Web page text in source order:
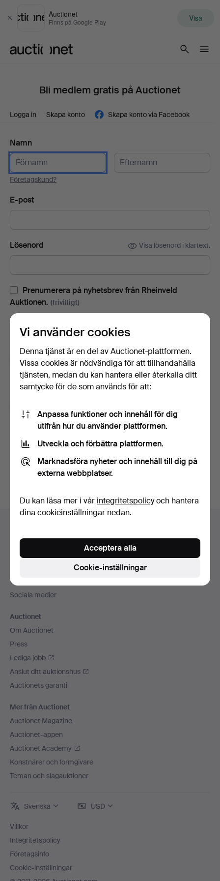
Stäng
Auctionet
Finns på Google Play Visa
Bli medlem gratis på Auctionet
Logga in Skapa konto Skapa konto via Facebook
Namn
Företagskund?
E-post
Lösenord Visa lösenord i klartext.
Prenumerera på nyhetsbrev från Rheinveld
Auktionen. (frivilligt)
Med bl.a. auktionskataloger, inbjudningar till evenemang och
nyheter. Om du ångrar dig kan du enkelt avsluta
prenumerationen.
Prenumerera på Auctionets nyhetsbrev. (frivilligt)
Med bl.a. experttips, utvalda föremål och inspiration. Om du
ångrar dig kan du enkelt avsluta prenumerationen.
användarvillkoren,köpvillkoren samt bekräftar att jag
har tagit del avintegritetspolicyn.
Skapa konto
Sidfotsnavigation
Kontakta support
Alla auktionshus
Vi skickar med
Sociala medier
Auctionet
Om Auctionet
Press
Lediga jobb
Anslut ditt auktionshus
Auctionets garanti
Mer från Auctionet
Auctionet Magazine
Auctionet-appen
Auctionet Academy
Konstnärer och formgivare
Teman och slagauktioner
Svenska USD
Villkor
Integritetspolicy
Företagsinfo
Cookie-inställningar
Vi använder cookies
Denna tjänst är en del av Auctionet-plattformen.
Vissa cookies är nödvändiga för att tillhandahålla
tjänsten, medan du kan hantera eller återkalla ditt
samtycke för de som används för att:
Anpassa funktioner och innehåll för dig
utifrån hur du använder plattformen.
Utveckla och förbättra plattformen.
Marknadsföra nyheter och innehåll till dig på
externa webbplatser.
Du kan läsa mer i vår integritetspolicyoch hantera
dina cookieinställningar nedan.
Cookie-inställningar
Acceptera alla